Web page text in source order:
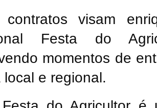
contratos visam
Festa do
momentos de
local e regional.